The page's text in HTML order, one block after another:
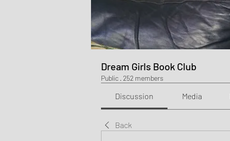
Dream Girls Book Club
Public · 252 members
Discussion Media
Back